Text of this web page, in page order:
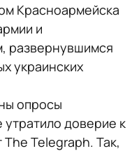
Красноармейска
и
развернувшимся
украинских
опросы
утратило доверие к
Telegraph. Так,